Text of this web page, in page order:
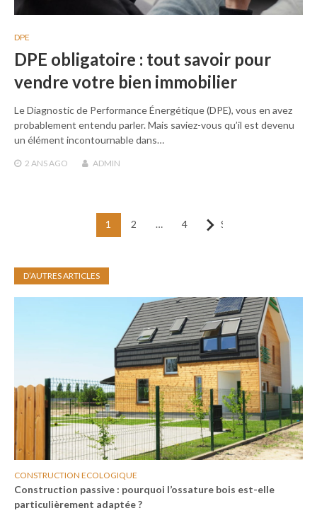
DPE
DPE obligatoire : tout savoir pour
vendre votre bien immobilier
Le Diagnostic de Performance Énergétique (DPE), vous en avez
probablement entendu parler. Mais saviez-vous qu’il est devenu
un élément incontournable dans…
2 ANS AGO ADMIN
Pagination
publications
1 2 … 4 Suivant
D’AUTRES ARTICLES
CONSTRUCTION ECOLOGIQUE
Construction passive : pourquoi l’ossature bois est-elle
particulièrement adaptée ?